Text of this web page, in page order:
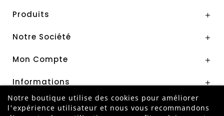
Produits 
Notre Société 
Mon Compte 
Informations 
Notre boutique utilise des cookies pour améliorer
l'expérience utilisateur et nous vous recommandons